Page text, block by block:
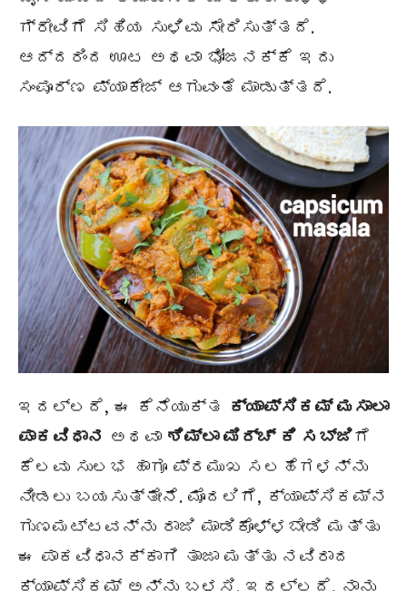
ಗ್ರೇವಿಗೆ ಸಿಹಿಯ ಸುಳಿವು ಸೇರಿಸುತ್ತದೆ.
ಆದ್ದರಿಂದ ಊಟ ಅಥವಾ ಭೋಜನಕ್ಕೆ ಇದು
ಸಂಪೂರ್ಣ ಪ್ಯಾಕೇಜ್ ಆಗುವಂತೆ ಮಾಡುತ್ತದೆ.
ಇದಲ್ಲದೆ, ಈ ಕೆನೆಯುಕ್ತ ಕ್ಯಾಪ್ಸಿಕಮ್ ಮಸಾಲಾ
ಪಾಕವಿಧಾನ ಅಥವಾ ಶಿಮ್ಲಾ ಮಿರ್ಚ್ ಕಿ ಸಬ್ಜಿಗೆ
ಕೆಲವು ಸುಲಭ ಹಾಗೂ ಪ್ರಮುಖ ಸಲಹೆಗಳನ್ನು
ನೀಡಲು ಬಯಸುತ್ತೇನೆ. ಮೊದಲಿಗೆ, ಕ್ಯಾಪ್ಸಿಕಮ್ನ
ಗುಣಮಟ್ಟವನ್ನು ರಾಜಿ ಮಾಡಿಕೊಳ್ಳಬೇಡಿ ಮತ್ತು
ಈ ಪಾಕವಿಧಾನಕ್ಕಾಗಿ ತಾಜಾ ಮತ್ತು ನವಿರಾದ